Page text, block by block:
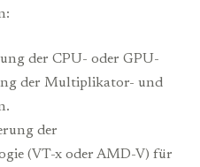
der CPU- oder GPU-
der Multiplikator- und
der
(VT-x oder AMD-V) für